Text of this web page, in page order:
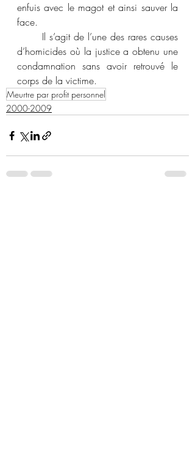
enfuis avec le magot et ainsi sauver la
face.
d’homicides où la justice a obtenu une
condamnation sans avoir retrouvé le
corps de la victime.
Meurtre par profit personnel
2000-2009